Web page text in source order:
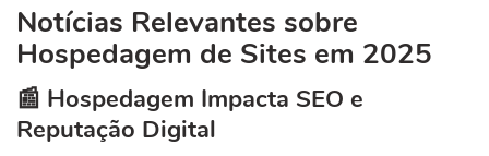
Notícias Relevantes sobre
Hospedagem de Sites em 2025
📰 Hospedagem Impacta SEO e
Reputação Digital